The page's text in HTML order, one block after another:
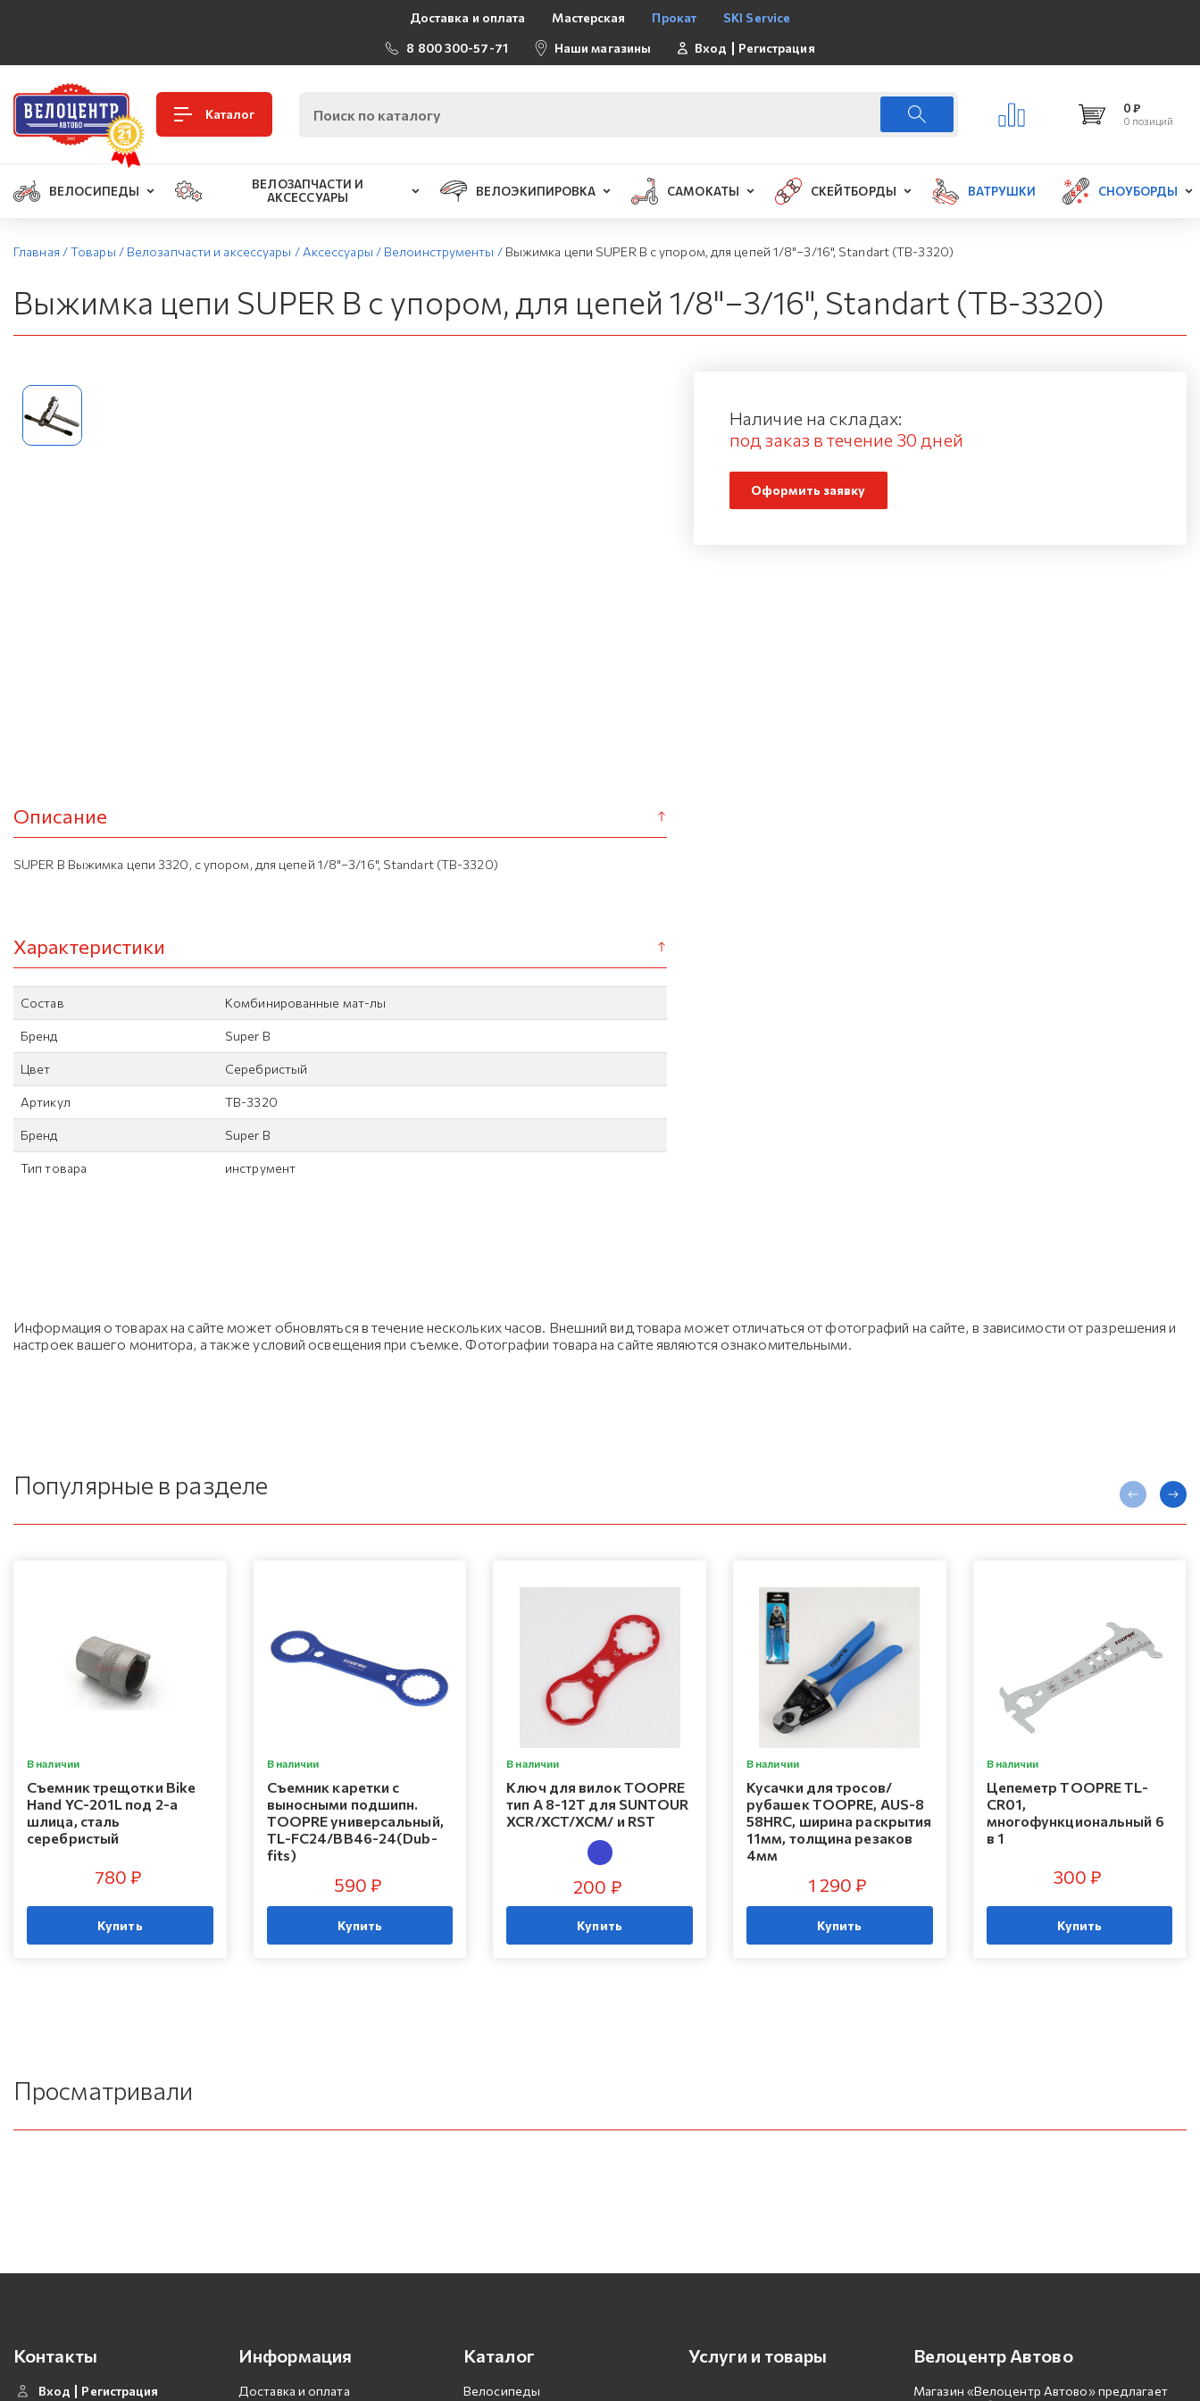
Доставка и оплата Мастерская Прокат
SKI Service
8 800 300-57-71
Наши магазины Вход Регистрация
Каталог 0 ₽
0 позиций
ВЕЛОСИПЕДЫ
ВЕЛОЗАПЧАСТИ И
АКСЕССУАРЫ
ВЕЛОЭКИПИРОВКА САМОКАТЫ СКЕЙТБОРДЫ ВАТРУШКИ СНОУБОРДЫ
Главная /Товары / Велозапчасти и аксессуары / Аксессуары / Велоинструменты / Выжимка цепи SUPER B с упором, для цепей 1/8"–3/16", Standart (TB-3320)
Выжимка цепи SUPER B с упором, для цепей 1/8"–3/16", Standart (TB-3320)
Описание
SUPER B Выжимка цепи 3320, с упором, для цепей 1/8"–3/16", Standart (TB-3320)
Характеристики
Состав Комбинированные мат-лы
Бренд Super B
Цвет Серебристый
Артикул TB-3320
Бренд Super B
Тип товара инструмент
Наличие на складах:
под заказ в течение 30 дней
Оформить заявку
Информация о товарах на сайте может обновляться в течение нескольких часов. Внешний вид товара может отличаться от фотографий на сайте, в зависимости от разрешения и
настроек вашего монитора, а также условий освещения при съемке. Фотографии товара на сайте являются ознакомительными.
Популярные в разделе
В наличии
Съемник трещотки Bike
Hand YC-201L под 2-а
шлица, сталь
серебристый
780 ₽
Купить
В наличии
Съемник каретки с
выносными подшипн.
TOOPRE универсальный,
TL-FC24/BB46-24(Dub-
fits)
590 ₽
Купить
В наличии
Ключ для вилок TOOPRE
тип А 8-12T для SUNTOUR
XCR/XCT/XCM/ и RST
200 ₽
Купить
В наличии
Кусачки для тросов/
рубашек TOOPRE, AUS-8
58HRC, ширина раскрытия
11мм, толщина резаков
4мм
1 290 ₽
Купить
В наличии
Цепеметр TOOPRE TL-
CR01,
многофункциональный 6
в 1
300 ₽
Купить
Просматривали
Контакты
Вход Регистрация
Информация
Доставка и оплата
Каталог
Велосипеды
Услуги и товары Велоцентр Автово
Магазин «Велоцентр Автово» предлагает